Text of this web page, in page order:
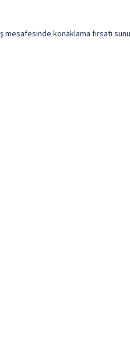
konaklama fırsatı